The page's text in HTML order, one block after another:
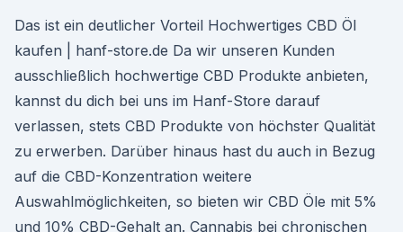
Das ist ein deutlicher Vorteil Hochwertiges CBD Öl
kaufen | hanf-store.de Da wir unseren Kunden
ausschließlich hochwertige CBD Produkte anbieten,
kannst du dich bei uns im Hanf-Store darauf
verlassen, stets CBD Produkte von höchster Qualität
zu erwerben. Darüber hinaus hast du auch in Bezug
auf die CBD-Konzentration weitere
Auswahlmöglichkeiten, so bieten wir CBD Öle mit 5%
und 10% CBD-Gehalt an. Cannabis bei chronischen